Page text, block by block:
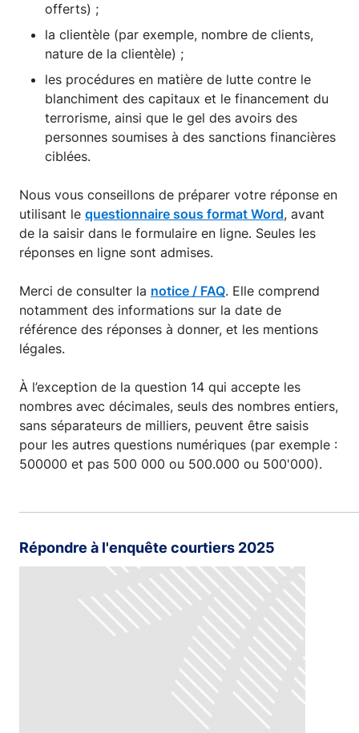
offerts) ;
la clientèle (par exemple, nombre de clients,
nature de la clientèle) ;
les procédures en matière de lutte contre le
blanchiment des capitaux et le financement du
terrorisme, ainsi que le gel des avoirs des
personnes soumises à des sanctions financières
ciblées.
Nous vous conseillons de préparer votre réponse en
utilisant le questionnaire sous format Word, avant
de la saisir dans le formulaire en ligne. Seules les
réponses en ligne sont admises.
Merci de consulter la notice / FAQ. Elle comprend
notamment des informations sur la date de
référence des réponses à donner, et les mentions
légales.
À l’exception de la question 14 qui accepte les
nombres avec décimales, seuls des nombres entiers,
sans séparateurs de milliers, peuvent être saisis
pour les autres questions numériques (par exemple :
500000 et pas 500 000 ou 500.000 ou 500'000).
Répondre à l'enquête courtiers 2025